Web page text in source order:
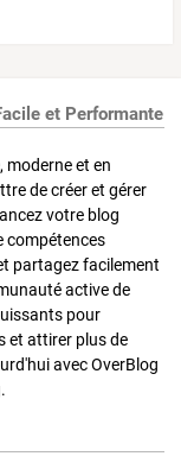
et Performante
moderne et en
de créer et gérer
votre blog
compétences
partagez facilement
active de
pour
et attirer plus de
avec OverBlog